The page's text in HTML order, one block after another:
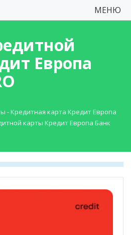
МЕНЮ
Европа
-Кредитная карта Кредит Европа
карты Кредит Европа Банк